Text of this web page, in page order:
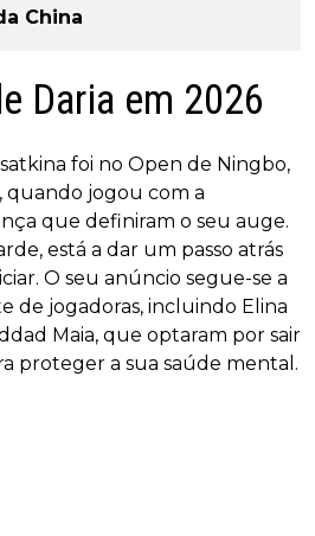
China
Daria em 2026
foi no Open de Ningbo,
jogou com a
que definiram o seu auge.
está a dar um passo atrás
O seu anúncio segue-se a
de jogadoras, incluindo Elina
Maia, que optaram por sair
proteger a sua saúde mental.